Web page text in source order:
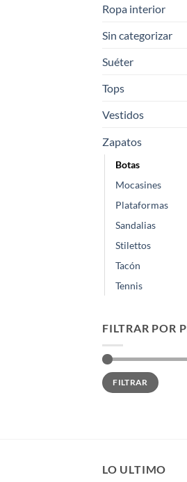
Ropa interior
Sin categorizar
Suéter
Tops
Vestidos
Zapatos
Botas
Mocasines
Plataformas
Sandalias
Stilettos
Tacón
Tennis
FILTRAR POR
FILTRAR
LO ULTIMO